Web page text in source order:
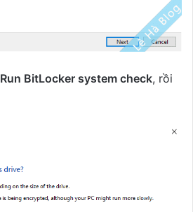
Run BitLocker system check, rồi